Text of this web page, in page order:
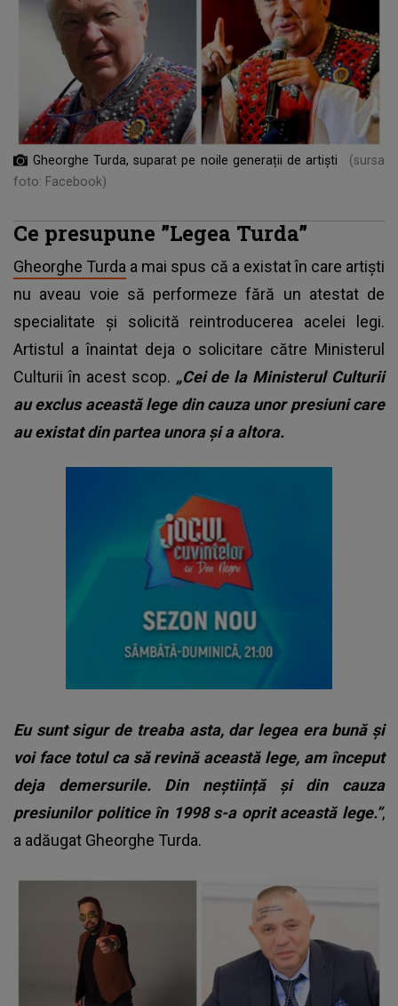
Gheorghe Turda, suparat pe noile generații de artiști
(sursa
foto: Facebook)
Ce presupune ”Legea Turda”
Gheorghe Turda a mai spus că a existat în care artiști
nu aveau voie să performeze fără un atestat de
specialitate și solicită reintroducerea acelei legi.
Artistul a înaintat deja o solicitare către Ministerul
Culturii în acest scop. „Cei de la Ministerul Culturii
au exclus această lege din cauza unor presiuni care
au existat din partea unora și a altora.
Eu sunt sigur de treaba asta, dar legea era bună și
voi face totul ca să revină această lege, am început
deja demersurile. Din neștiință și din cauza
presiunilor politice în 1998 s-a oprit această lege.”,
a adăugat Gheorghe Turda.